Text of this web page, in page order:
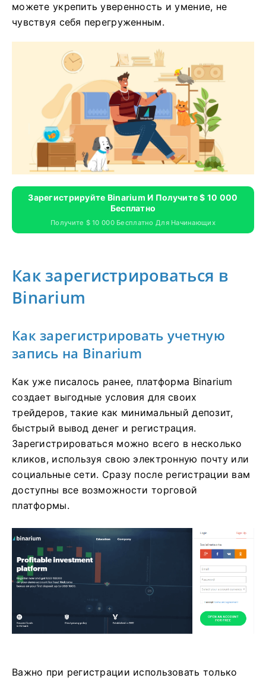
можете укрепить уверенность и умение, не
чувствуя себя перегруженным.
Зарегистрируйте Binarium И Получите $ 10 000
Бесплатно
Получите $ 10 000 Бесплатно Для Начинающих
Как зарегистрироваться в
Binarium
Как зарегистрировать учетную
запись на Binarium
Как уже писалось ранее, платформа Binarium
создает выгодные условия для своих
трейдеров, такие как минимальный депозит,
быстрый вывод денег и регистрация.
Зарегистрироваться можно всего в несколько
кликов, используя свою электронную почту или
социальные сети. Сразу после регистрации вам
доступны все возможности торговой
платформы.
Важно при регистрации использовать только